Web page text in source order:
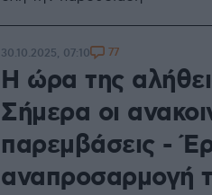
Η ώρα της
Σήμερα οι
παρεμβάσεις -
αναπροσαρμογή
30.10.2025, 07:10 77